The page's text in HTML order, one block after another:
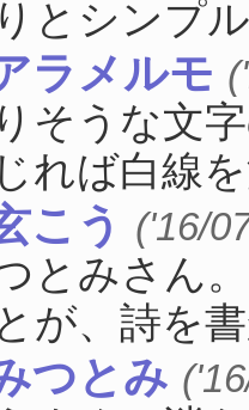
とシンプ
ラメルモ
そうな文
れば白線
こう ('16/
とみさん
が、詩を
つとみ